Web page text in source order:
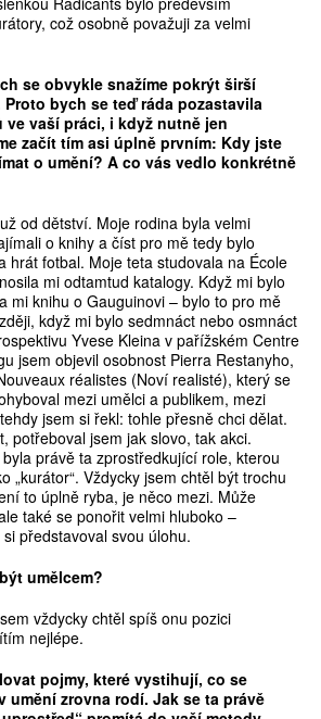
což osobně považuji za velmi
se obvykle snažíme pokrýt širší
Proto bych se teďráda pozastavila
ve vaší práci, i když nutně jen
začít tím asi úplně prvním: Kdy jste
o umění? A co vás vedlo konkrétně
od dětství. Moje rodina byla velmi
o knihy a číst pro mě tedy bylo
hrát fotbal. Moje teta studovala na École
mi odtamtud katalogy. Když mi bylo
mi knihu o Gauguinovi – bylo to pro mě
když mi bylo sedmnáct nebo osmnáct
Yvese Kleina v pařížském Centre
jsem objevil osobnost Pierra Restanyho,
réalistes (Noví realisté), který se
mezi umělci a publikem, mezi
jsem si řekl: tohle přesně chci dělat.
potřeboval jsem jak slovo, tak akci.
právě ta zprostředkující role, kterou
„kurátor“. Vždycky jsem chtěl být trochu
to úplně ryba, je něco mezi. Může
také se ponořit velmi hluboko –
představoval svou úlohu.
umělcem?
vždycky chtěl spíš onu pozici
nejlépe.
pojmy, které vystihují, co se
umění zrovna rodí. Jak se ta právě